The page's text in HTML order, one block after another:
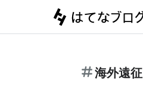
海外遠征